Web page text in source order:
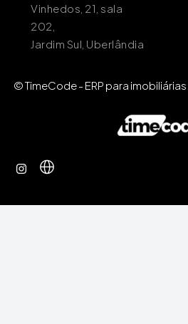
Vinhedos, 21, sala
202,
Jardim Sul, Uberlândia
© TimeCode - ERP para imobiliárias.